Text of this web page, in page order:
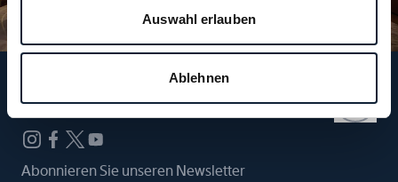
Auswahl erlauben
Ablehnen
Folgen Sie uns
Abonnieren Sie unseren Newsletter